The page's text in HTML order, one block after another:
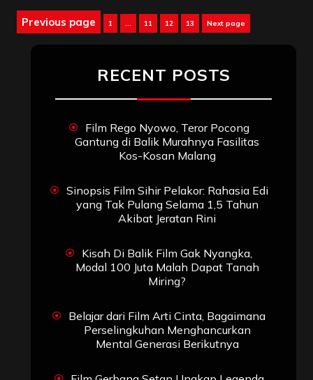
Posts
Previous page 1 … Page
11 Page
12 Page
13 Next page
RECENT POSTS
Film Rego Nyowo, Teror Pocong
Gantung di Balik Murahnya Fasilitas
Kos-Kosan Malang
Sinopsis Film Sihir Pelakor: Rahasia Edi
yang Tak Pulang Selama 1,5 Tahun
Akibat Jeratan Rini
Kisah Di Balik Film Gak Nyangka,
Modal 100 Juta Malah Dapat Tanah
Miring?
Belajar dari Film Arti Cinta, Bagaimana
Perselingkuhan Menghancurkan
Mental Generasi Berikutnya